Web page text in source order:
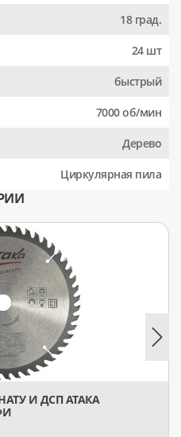
18 град.
24 шт
быстрый
7000 об/мин
Дерево
Циркулярная пила
И ДСП АТАКА